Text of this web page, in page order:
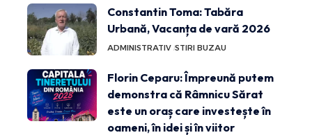
Constantin Toma: Tabăra
Urbană, Vacanța de vară 2026
ADMINISTRATIV STIRI BUZAU
Florin Ceparu: Împreună putem
demonstra că Râmnicu Sărat
este un oraș care investește în
oameni, în idei și în viitor